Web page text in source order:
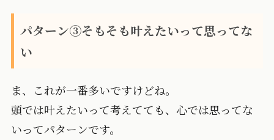
パターン③そもそも叶えたいって思ってな
い
ま、これが一番多いですけどね。
頭では叶えたいって考えてても、心では思ってな
いってパターンです。